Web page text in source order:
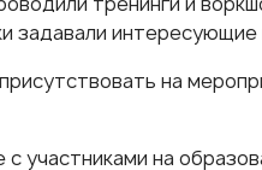
задавали
на
участниками на